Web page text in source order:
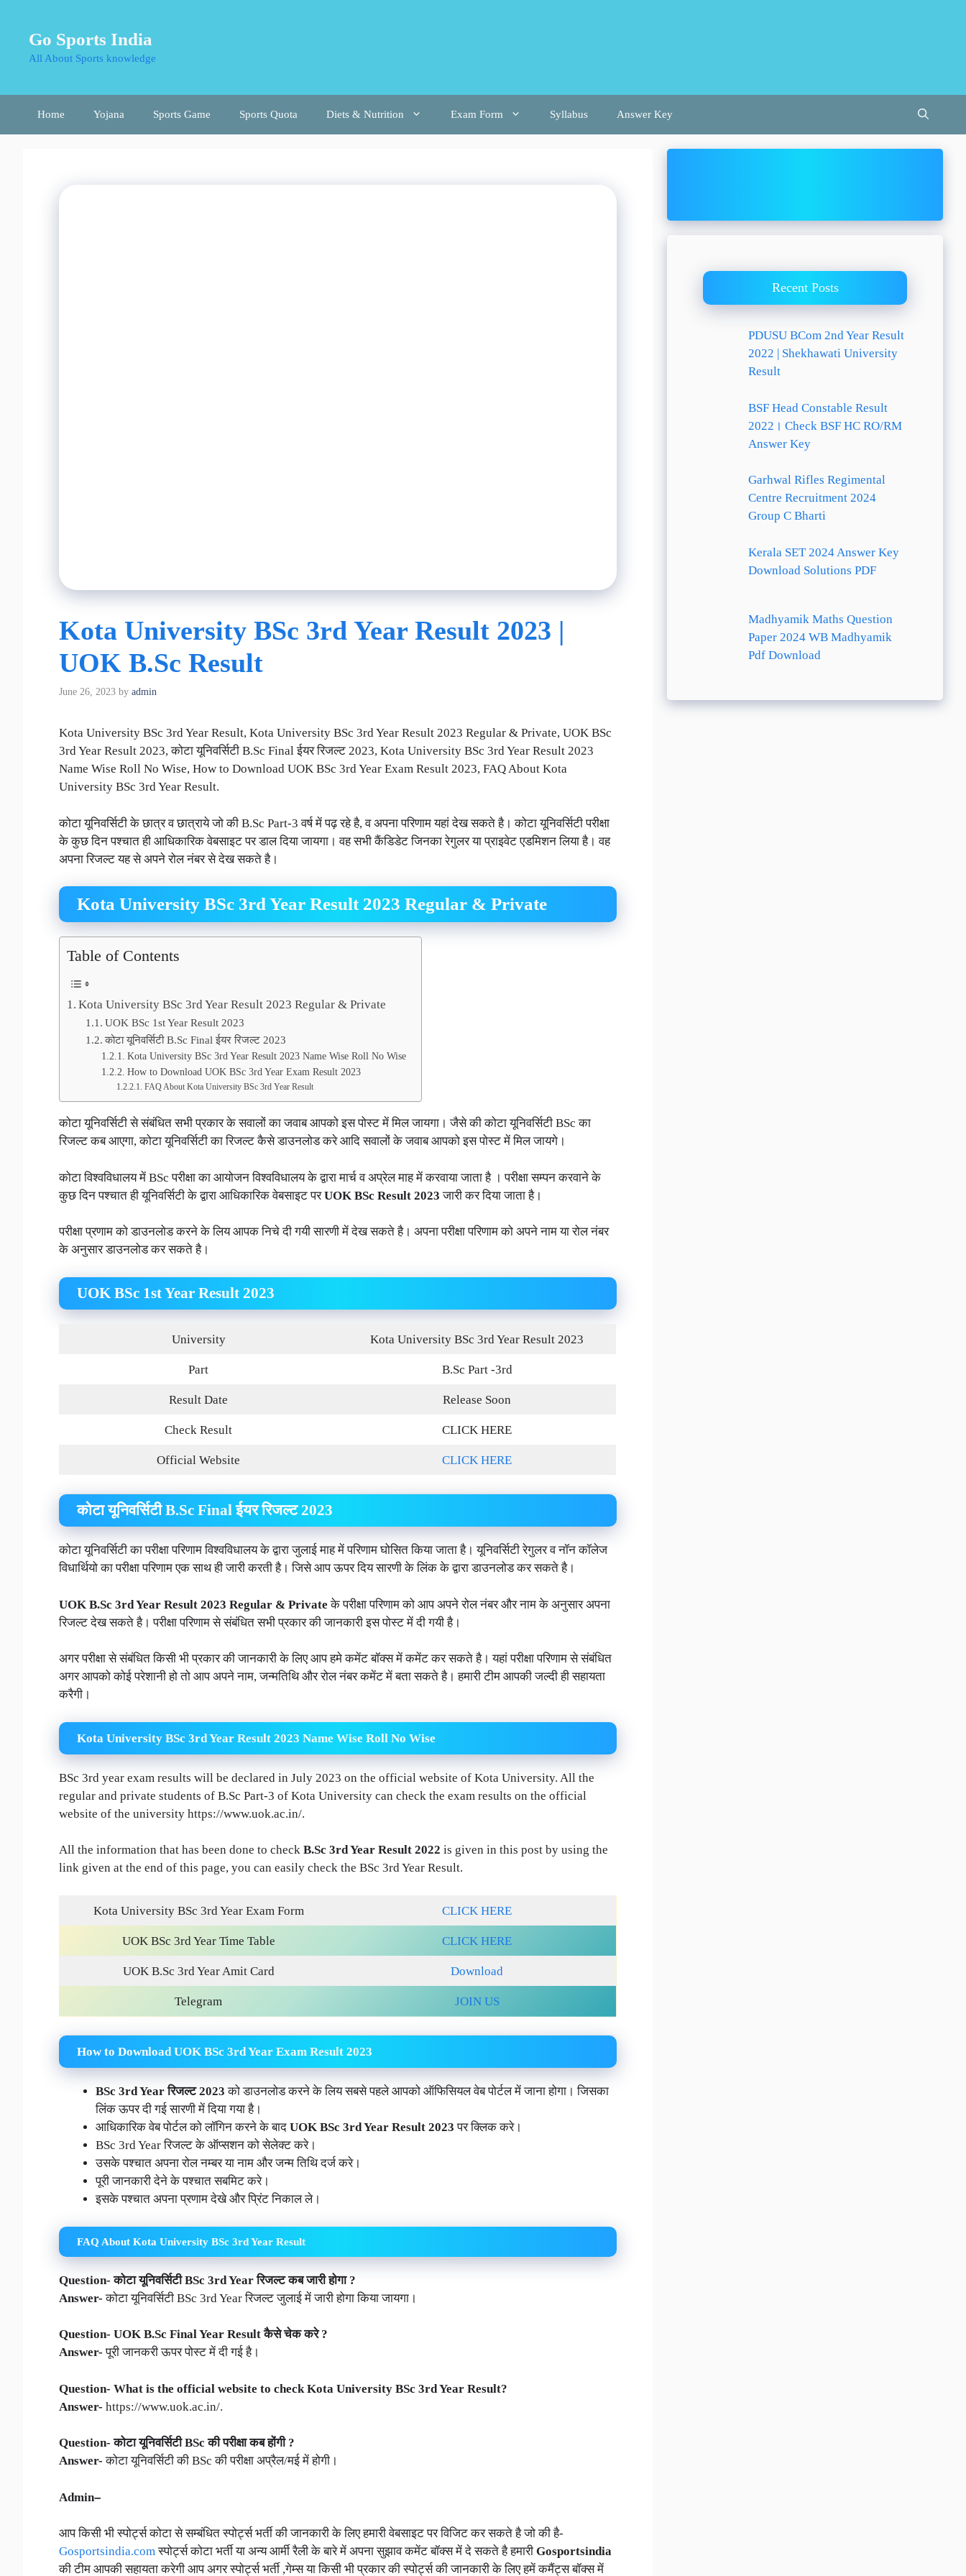
contentGo Sports India
All About Sports knowledge
Home Yojana Sports Game Sports Quota Diets & Nutrition Exam Form Syllabus Answer Key
Kota University BSc 3rd Year Result 2023 |
UOK B.Sc Result
June 26, 2023 by admin
Kota University BSc 3rd Year Result, Kota University BSc 3rd Year Result 2023 Regular & Private, UOK BSc
3rd Year Result 2023, कोटा यूनिवर्सिटी B.Sc Final ईयर रिजल्ट 2023, Kota University BSc 3rd Year Result 2023
Name Wise Roll No Wise, How to Download UOK BSc 3rd Year Exam Result 2023, FAQ About Kota
University BSc 3rd Year Result.
कोटा यूनिवर्सिटी के छात्र व छात्राये जो की B.Sc Part-3 वर्ष में पढ़ रहे है, व अपना परिणाम यहां देख सकते है। कोटा यूनिवर्सिटी परीक्षा
के कुछ दिन पश्चात ही आधिकारिक वेबसाइट पर डाल दिया जायगा। वह सभी कैंडिडेट जिनका रेगुलर या प्राइवेट एडमिशन लिया है। वह
अपना रिजल्ट यह से अपने रोल नंबर से देख सकते है।
Kota University BSc 3rd Year Result 2023 Regular & Private
Table of Contents
Kota University BSc 3rd Year Result 2023 Regular & Private
UOK BSc 1st Year Result 2023
कोटा यूनिवर्सिटी B.Sc Final ईयर रिजल्ट 2023
Kota University BSc 3rd Year Result 2023 Name Wise Roll No Wise
How to Download UOK BSc 3rd Year Exam Result 2023
FAQ About Kota University BSc 3rd Year Result
कोटा यूनिवर्सिटी से संबंधित सभी प्रकार के सवालों का जवाब आपको इस पोस्ट में मिल जायगा। जैसे की कोटा यूनिवर्सिटी BSc का
रिजल्ट कब आएगा, कोटा यूनिवर्सिटी का रिजल्ट कैसे डाउनलोड करे आदि सवालों के जवाब आपको इस पोस्ट में मिल जायगे।
कोटा विश्वविधालय में BSc परीक्षा का आयोजन विश्वविधालय के द्वारा मार्च व अप्रेल माह में करवाया जाता है । परीक्षा सम्पन करवाने के
कुछ दिन पश्चात ही यूनिवर्सिटी के द्वारा आधिकारिक वेबसाइट परUOK BSc Result 2023जारी कर दिया जाता है।
परीक्षा प्रणाम को डाउनलोड करने के लिय आपक निचे दी गयी सारणी में देख सकते है। अपना परीक्षा परिणाम को अपने नाम या रोल नंबर
के अनुसार डाउनलोड कर सकते है।
UOK BSc 1st Year Result 2023
University Kota University BSc 3rd Year Result 2023
Part B.Sc Part -3rd
Result Date Release Soon
Check Result CLICK HERE
Official Website CLICK HERE
कोटा यूनिवर्सिटी B.Sc Final ईयर रिजल्ट 2023
कोटा यूनिवर्सिटी का परीक्षा परिणाम विश्वविधालय के द्वारा जुलाई माह में परिणाम घोसित किया जाता है। यूनिवर्सिटी रेगुलर व नॉन कॉलेज
विधार्थियो का परीक्षा परिणाम एक साथ ही जारी करती है। जिसे आप ऊपर दिय सारणी के लिंक के द्वारा डाउनलोड कर सकते है।
UOK B.Sc 3rd Year Result 2023 Regular & Private के परीक्षा परिणाम को आप अपने रोल नंबर और नाम के अनुसार अपना
रिजल्ट देख सकते है। परीक्षा परिणाम से संबंधित सभी प्रकार की जानकारी इस पोस्ट में दी गयी है।
अगर परीक्षा से संबंधित किसी भी प्रकार की जानकारी के लिए आप हमे कमेंट बॉक्स में कमेंट कर सकते है। यहां परीक्षा परिणाम से संबंधित
अगर आपको कोई परेशानी हो तो आप अपने नाम, जन्मतिथि और रोल नंबर कमेंट में बता सकते है। हमारी टीम आपकी जल्दी ही सहायता
करैगी।
Kota University BSc 3rd Year Result 2023 Name Wise Roll No Wise
BSc 3rd year exam results will be declared in July 2023 on the official website of Kota University. All the
regular and private students of B.Sc Part-3 of Kota University can check the exam results on the official
website of the university https://www.uok.ac.in/.
All the information that has been done to check B.Sc 3rd Year Result 2022 is given in this post by using the
link given at the end of this page, you can easily check the BSc 3rd Year Result.
Kota University BSc 3rd Year Exam Form CLICK HERE
UOK BSc 3rd Year Time Table CLICK HERE
UOK B.Sc 3rd Year Amit Card Download
Telegram JOIN US
How to Download UOK BSc 3rd Year Exam Result 2023
BSc 3rd Year रिजल्ट 2023 को डाउनलोड करने के लिय सबसे पहले आपको ऑफिसियल वेब पोर्टल में जाना होगा। जिसका
लिंक ऊपर दी गई सारणी में दिया गया है।
आधिकारिक वेब पोर्टल को लॉगिन करने के बाद UOK BSc 3rd Year Result 2023 पर क्लिक करे।
BSc 3rd Year रिजल्ट के ऑप्सशन को सेलेक्ट करे।
उसके पश्चात अपना रोल नम्बर या नाम और जन्म तिथि दर्ज करे।
पूरी जानकारी देने के पश्चात सबमिट करे।
इसके पश्चात अपना प्रणाम देखे और प्रिंट निकाल ले।
FAQ About Kota University BSc 3rd Year Result
Question- कोटा यूनिवर्सिटी BSc 3rd Year रिजल्ट कब जारी होगा ?
Answer- कोटा यूनिवर्सिटी BSc 3rd Year रिजल्ट जुलाई में जारी होगा किया जायगा।
Question- UOK B.Sc Final Year Result कैसे चेक करे ?
Answer- पूरी जानकरी ऊपर पोस्ट में दी गई है।
Question- What is the official website to check Kota University BSc 3rd Year Result?
Answer- https://www.uok.ac.in/.
Question-कोटायूनिवर्सिटी BSc की परीक्षा कब होंगी ?
Answer- कोटा यूनिवर्सिटी की BSc की परीक्षा अप्रैल/मई में होगी।
Admin–
आप किसी भी स्पोर्ट्स कोटा से सम्बंधित स्पोर्ट्स भर्ती की जानकारी के लिए हमारी वेबसाइट पर विजिट कर सकते है जो की है-
Gosportsindia.comस्पोर्ट्स कोटा भर्ती या अन्य आर्मी रैली के बारे में अपना सुझाव कमेंट बॉक्स में दे सकते है हमारी Gosportsindia
की टीम आपकी सहायता करेगी आप अगर स्पोर्ट्स भर्ती ,गेम्स या किसी भी प्रकार की स्पोर्ट्स की जानकारी के लिए हमें कमैंट्स बॉक्स में
Recent Posts
PDUSU BCom 2nd Year Result
2022 | Shekhawati University
Result
BSF Head Constable Result
2022। Check BSF HC RO/RM
Answer Key
Garhwal Rifles Regimental
Centre Recruitment 2024
Group C Bharti
Kerala SET 2024 Answer Key
Download Solutions PDF
Madhyamik Maths Question
Paper 2024 WB Madhyamik
Pdf Download